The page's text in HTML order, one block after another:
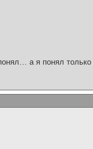
а я понял